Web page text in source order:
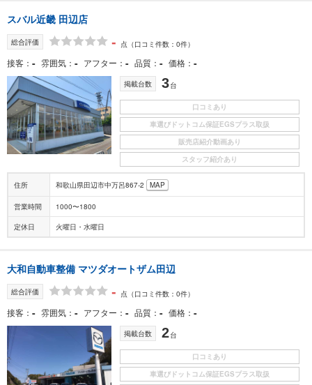
スバル近畿 田辺店
総合評価 - 点 （口コミ件数：0件）
接客 - 雰囲気 - アフター - 品質 - 価格 -
掲載台数 3台
口コミあり
車選びドットコム保証EGSプラス取扱
販売店紹介動画あり
スタッフ紹介あり
住所 和歌山県田辺市中万呂867-2 MAP
営業時間 1000〜1800
定休日 火曜日・水曜日
大和自動車整備 マツダオートザム田辺
総合評価 - 点 （口コミ件数：0件）
接客 - 雰囲気 - アフター - 品質 - 価格 -
掲載台数 2台
口コミあり
車選びドットコム保証EGSプラス取扱